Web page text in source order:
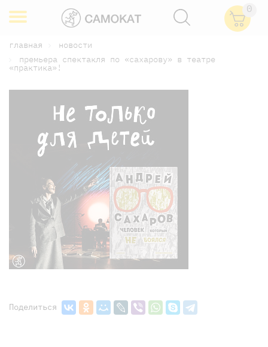
0
главная
новости
премьера спектакля по «сахарову» в театре
«практика»!
Поделиться